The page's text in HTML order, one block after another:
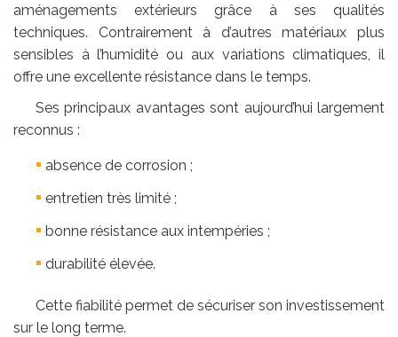
aménagements extérieurs grâce à ses qualités
techniques. Contrairement à d’autres matériaux plus
sensibles à l’humidité ou aux variations climatiques, il
offre une excellente résistance dans le temps.
Ses principaux avantages sont aujourd’hui largement
reconnus :
absence de corrosion ;
entretien très limité ;
bonne résistance aux intempéries ;
durabilité élevée.
Cette fiabilité permet de sécuriser son investissement
sur le long terme.